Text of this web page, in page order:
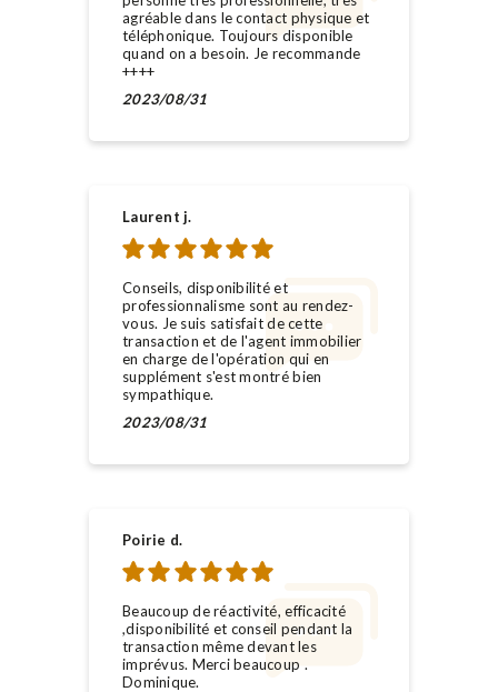
agréable dans le contact physique et
téléphonique. Toujours disponible
quand on a besoin. Je recommande
++++
2023/08/31
Laurent j.
Conseils, disponibilité et
professionnalisme sont au rendez-
vous. Je suis satisfait de cette
transaction et de l'agent immobilier
en charge de l'opération qui en
supplément s'est montré bien
sympathique.
2023/08/31
Poirie d.
Beaucoup de réactivité, efficacité
,disponibilité et conseil pendant la
transaction même devant les
imprévus. Merci beaucoup .
Dominique.